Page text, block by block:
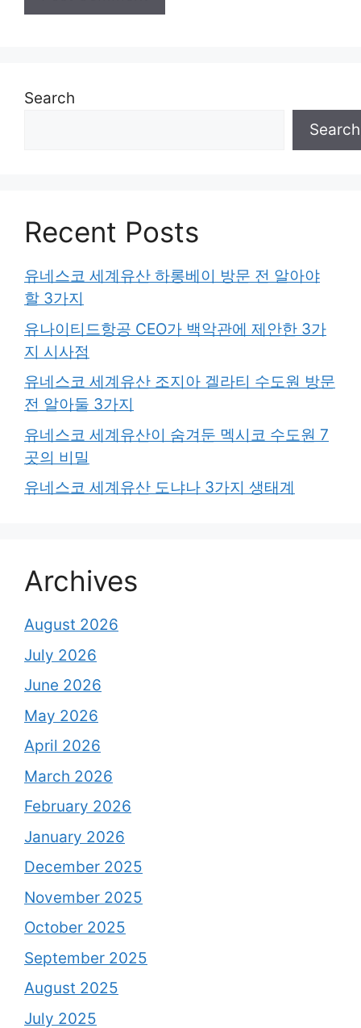
Search
Search
Recent Posts
유네스코 세계유산 하롱베이 방문 전 알아야
할 3가지
유나이티드항공 CEO가 백악관에 제안한 3가
지 시사점
유네스코 세계유산 조지아 겔라티 수도원 방문
전 알아둘 3가지
유네스코 세계유산이 숨겨둔 멕시코 수도원 7
곳의 비밀
유네스코 세계유산 도냐나 3가지 생태계
Archives
August 2026
July 2026
June 2026
May 2026
April 2026
March 2026
February 2026
January 2026
December 2025
November 2025
October 2025
September 2025
August 2025
July 2025